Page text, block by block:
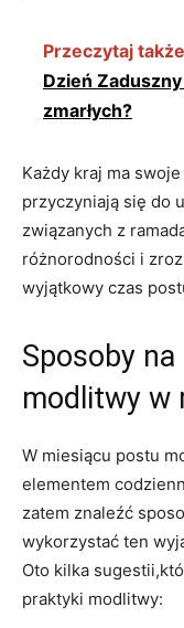
Przeczytaj
Dzień
zmarłych?
Każdy kraj ma
przyczyniają się do
związanych z
różnorodności i
wyjątkowy czas
Sposoby
modlitwy w
W miesiącu postu
elementem
‍zatem znaleźć
wykorzystać ‌ten
⁣Oto kilka
praktyki modlitwy: